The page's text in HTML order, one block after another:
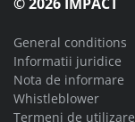
General conditions
Informatii juridice
Nota de informare
Whistleblower
Termeni de utilizare